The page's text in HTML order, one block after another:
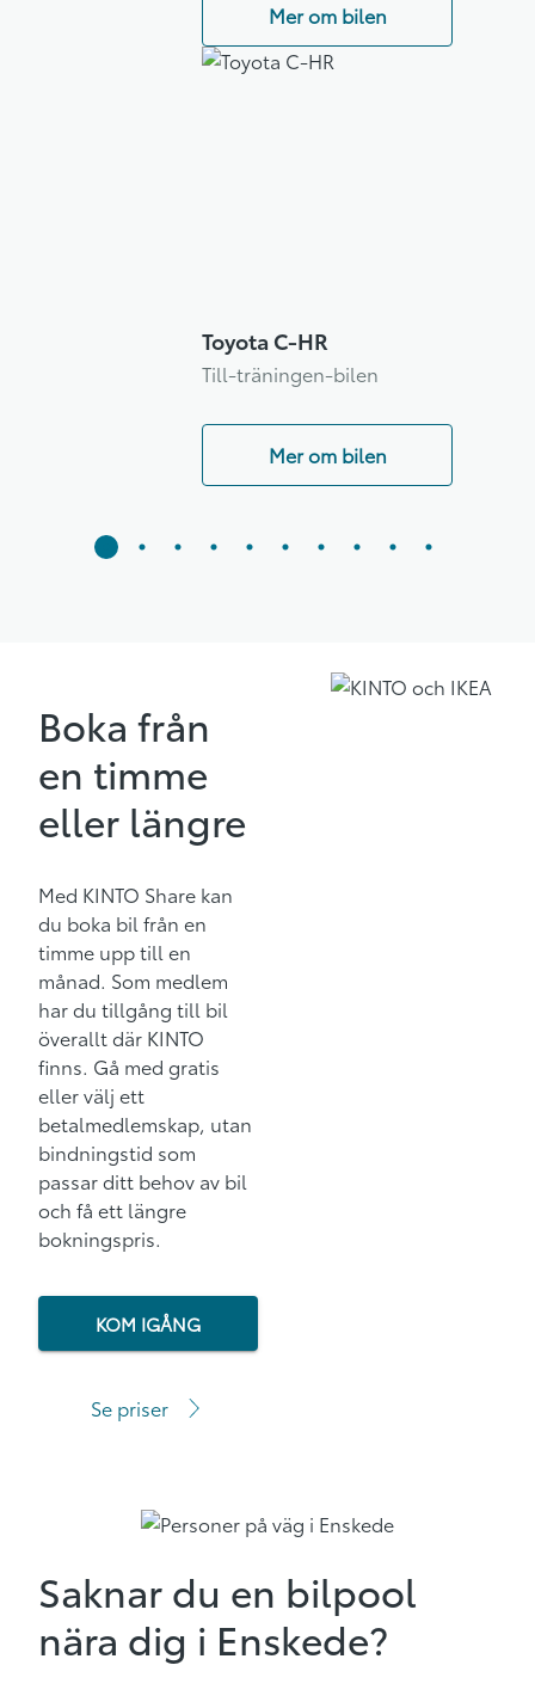
Mer om bilen
Toyota C-HR
Till-träningen-bilen
Mer om bilen
Boka från
en timme
eller längre
Med KINTO Share kan
du boka bil från en
timme upp till en
månad. Som medlem
har du tillgång till bil
överallt där KINTO
finns. Gå med gratis
eller välj ett
betalmedlemskap, utan
bindningstid som
passar ditt behov av bil
och få ett längre
bokningspris.
KOM IGÅNG
Se priser
Saknar du en bilpool
nära dig i Enskede?